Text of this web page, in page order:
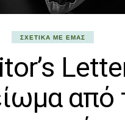
ΣΧΕΤΙΚΆ ΜΕ ΕΜΆΣ
από